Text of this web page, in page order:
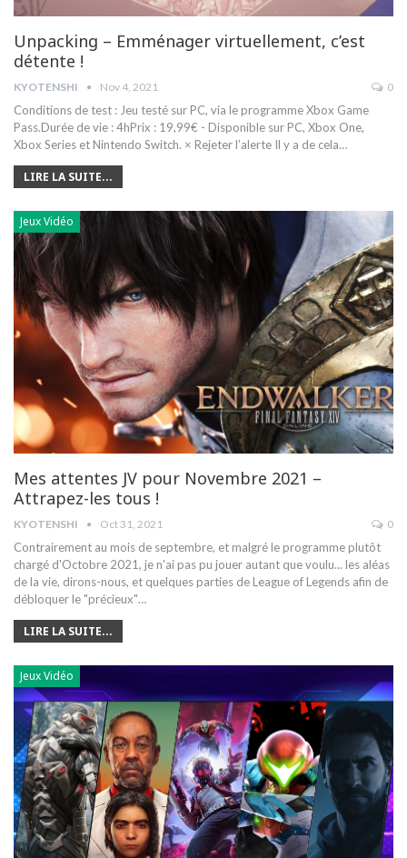
Unpacking – Emménager virtuellement, c’est
détente !
KYOTENSHI Nov 4, 2021 0
Conditions de test : Jeu testé sur PC, via le programme Xbox Game
Pass.Durée de vie : 4hPrix : 19,99€ - Disponible sur PC, Xbox One,
Xbox Series et Nintendo Switch. × Rejeter l’alerte Il y a de cela…
LIRE LA SUITE...
Jeux Vidéo
Mes attentes JV pour Novembre 2021 –
Attrapez-les tous !
KYOTENSHI Oct 31, 2021 0
Contrairement au mois de septembre, et malgré le programme plutôt
chargé d'Octobre 2021, je n'ai pas pu jouer autant que voulu... les aléas
de la vie, dirons-nous, et quelques parties de League of Legends afin de
débloquer le "précieux"…
LIRE LA SUITE...
Jeux Vidéo